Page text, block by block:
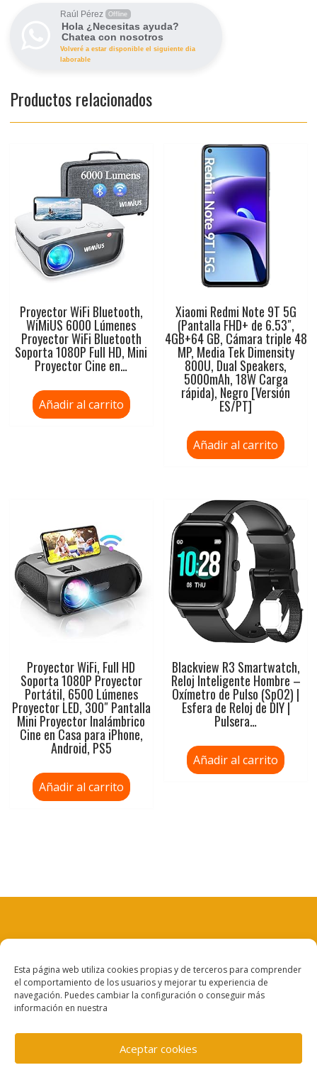
Esta página web utiliza cookies propias y de terceros para comprender
el comportamiento de los usuarios y mejorar tu experiencia de
navegación. Puedes cambiar la configuración o conseguir más
información en nuestra
Aceptar cookies
Raúl Pérez Offline
Hola ¿Necesitas ayuda?
Chatea con nosotros
Volveré a estar disponible el siguiente dia
laborable
Productos relacionados
Proyector WiFi Bluetooth,
WiMiUS 6000 Lúmenes
Proyector WiFi Bluetooth
Soporta 1080P Full HD, Mini
Proyector Cine en…
Añadir al carrito
Xiaomi Redmi Note 9T 5G
(Pantalla FHD+ de 6.53″,
4GB+64 GB, Cámara triple 48
MP, Media Tek Dimensity
800U, Dual Speakers,
5000mAh, 18W Carga
rápida), Negro [Versión
ES/PT]
Añadir al carrito
Proyector WiFi, Full HD
Soporta 1080P Proyector
Portátil, 6500 Lúmenes
Proyector LED, 300″ Pantalla
Mini Proyector Inalámbrico
Cine en Casa para iPhone,
Android, PS5
Añadir al carrito
Blackview R3 Smartwatch,
Reloj Inteligente Hombre –
Oxímetro de Pulso (SpO2) |
Esfera de Reloj de DIY |
Pulsera…
Añadir al carrito
Política de privacidad
Política de cookies